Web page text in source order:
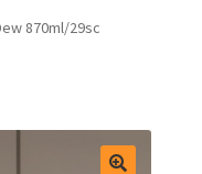
test Winkelmand
870ml/29sc